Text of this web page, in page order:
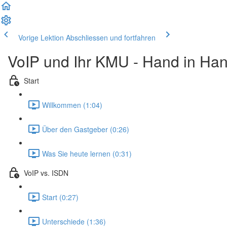
Vorige Lektion Abschliessen und fortfahren
VoIP und Ihr KMU - Hand in
Start
Willkommen (1:04)
Über den Gastgeber (0:26)
Was Sie heute lernen (0:31)
VoIP vs. ISDN
Start (0:27)
Unterschiede (1:36)